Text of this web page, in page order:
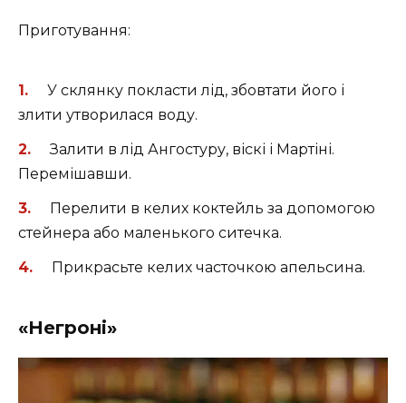
Приготування:
У склянку покласти лід, збовтати його і
злити утворилася воду.
Залити в лід Ангостуру, віскі і Мартіні.
Перемішавши.
Перелити в келих коктейль за допомогою
стейнера або маленького ситечка.
Прикрасьте келих часточкою апельсина.
«Негроні»